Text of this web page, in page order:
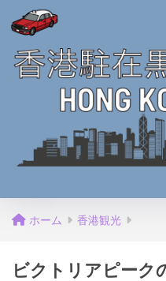
ホーム 香港観光
ビクトリアピーク